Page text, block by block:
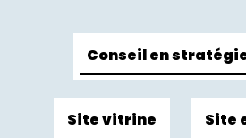
Conseil en
Site vitrine Site